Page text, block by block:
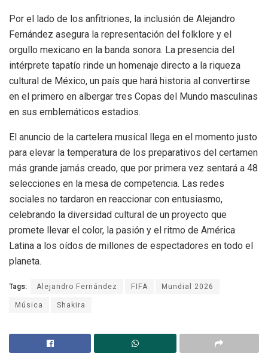
Por el lado de los anfitriones, la inclusión de Alejandro
Fernández asegura la representación del folklore y el
orgullo mexicano en la banda sonora. La presencia del
intérprete tapatío rinde un homenaje directo a la riqueza
cultural de México, un país que hará historia al convertirse
en el primero en albergar tres Copas del Mundo masculinas
en sus emblemáticos estadios.
El anuncio de la cartelera musical llega en el momento justo
para elevar la temperatura de los preparativos del certamen
más grande jamás creado, que por primera vez sentará a 48
selecciones en la mesa de competencia. Las redes
sociales no tardaron en reaccionar con entusiasmo,
celebrando la diversidad cultural de un proyecto que
promete llevar el color, la pasión y el ritmo de América
Latina a los oídos de millones de espectadores en todo el
planeta.
Tags: Alejandro Fernández FIFA
Mundial 2026
Música
Shakira